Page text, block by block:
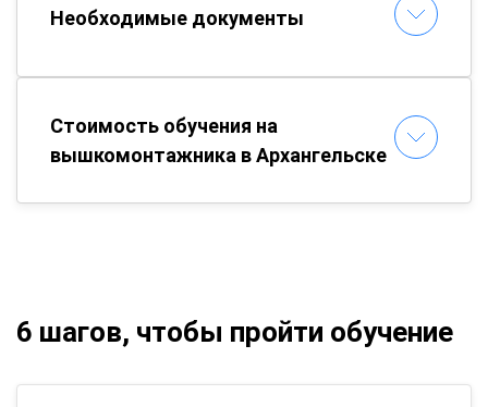
Необходимые документы
Стоимость обучения на
вышкомонтажника в Архангельске
6 шагов, чтобы пройти обучение